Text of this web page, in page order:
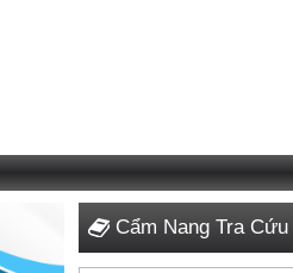
Cẩm Nang Tra Cứu